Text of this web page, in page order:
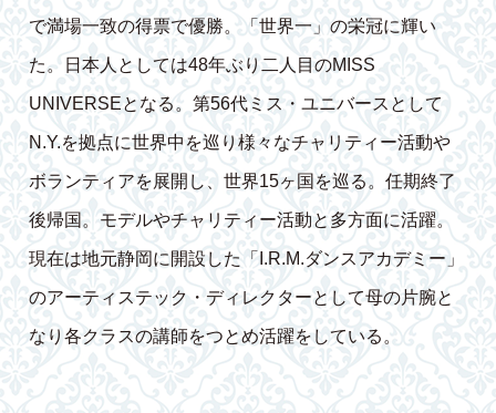
で満場一致の得票で優勝。「世界一」の栄冠に輝い
た。日本人としては48年ぶり二人目のMISS
UNIVERSEとなる。第56代ミス・ユニバースとして
N.Y.を拠点に世界中を巡り様々なチャリティー活動や
ボランティアを展開し、世界15ヶ国を巡る。任期終了
後帰国。モデルやチャリティー活動と多方面に活躍。
現在は地元静岡に開設した「I.R.M.ダンスアカデミー」
のアーティステック・ディレクターとして母の片腕と
なり各クラスの講師をつとめ活躍をしている。